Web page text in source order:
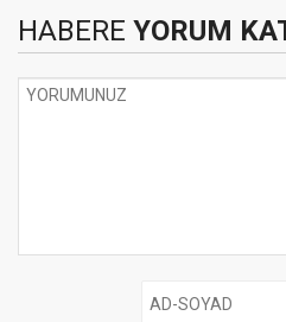
HABERE YORUM